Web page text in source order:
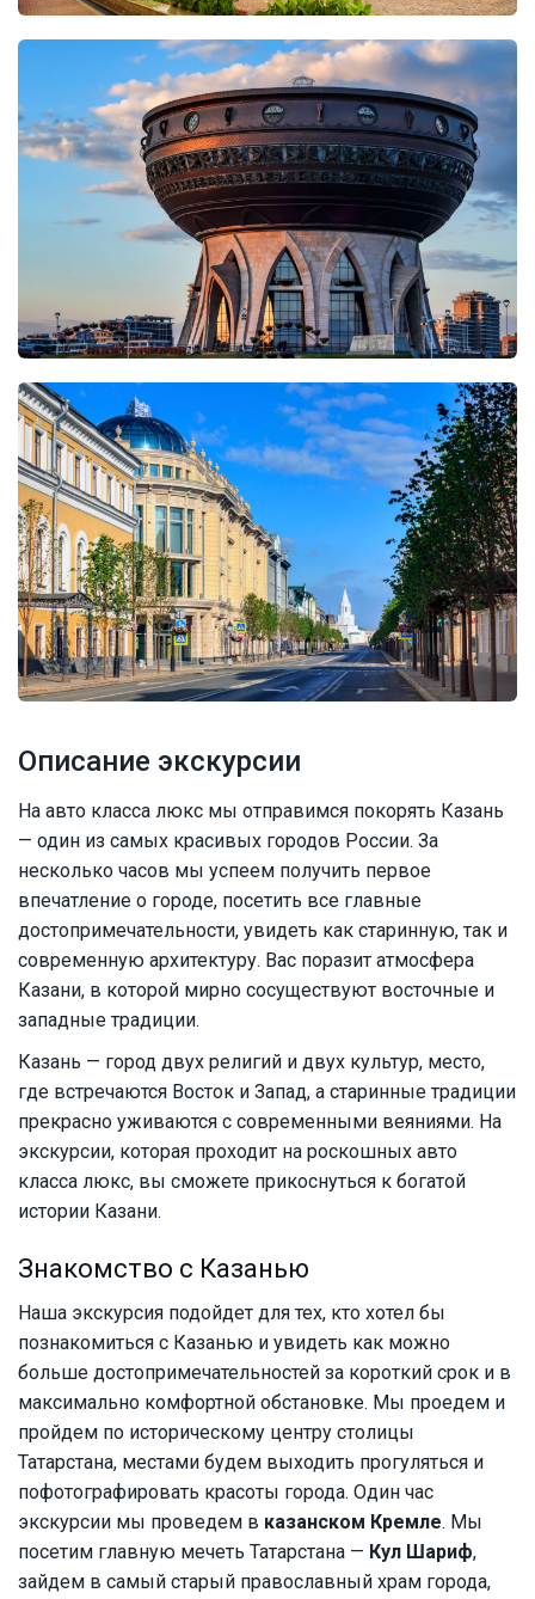
Описание экскурсии
На авто класса люкс мы отправимся покорять Казань
— один из самых красивых городов России. За
несколько часов мы успеем получить первое
впечатление о городе, посетить все главные
достопримечательности, увидеть как старинную, так и
современную архитектуру. Вас поразит атмосфера
Казани, в которой мирно сосуществуют восточные и
западные традиции.
Казань — город двух религий и двух культур, место,
где встречаются Восток и Запад, а старинные традиции
прекрасно уживаются с современными веяниями. На
экскурсии, которая проходит на роскошных авто
класса люкс, вы сможете прикоснуться к богатой
истории Казани.
Знакомство с Казанью
Наша экскурсия подойдет для тех, кто хотел бы
познакомиться с Казанью и увидеть как можно
больше достопримечательностей за короткий срок и в
максимально комфортной обстановке. Мы проедем и
пройдем по историческому центру столицы
Татарстана, местами будем выходить прогуляться и
пофотографировать красоты города. Один час
экскурсии мы проведем в казанском Кремле. Мы
посетим главную мечеть Татарстана — Кул Шариф,
зайдем в самый старый православный храм города,